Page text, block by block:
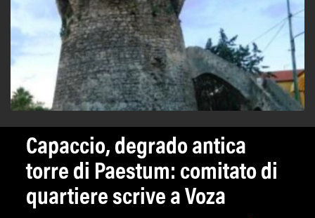
Capaccio, degrado antica
torre di Paestum: comitato di
quartiere scrive a Voza